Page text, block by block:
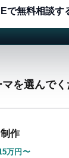
で無料相談す
を選んで
作
万円〜